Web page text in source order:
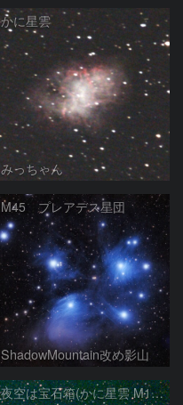
かに星雲
みっちゃん
M45 プレアデス星団
ShadowMountain改め影山
夜空は宝石箱(かに星雲 M1) Seestar50